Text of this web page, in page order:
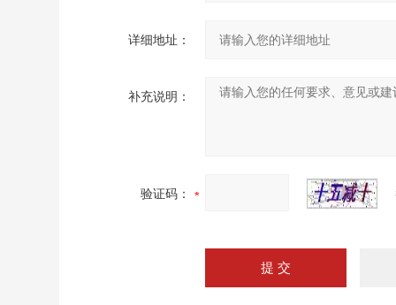
详细地址：
补充说明：
验证码：